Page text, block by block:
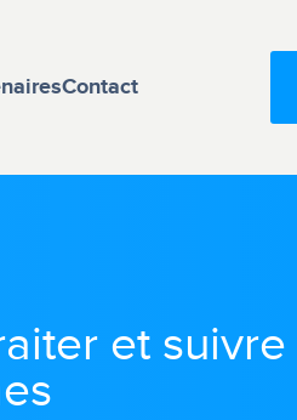
Contact
et